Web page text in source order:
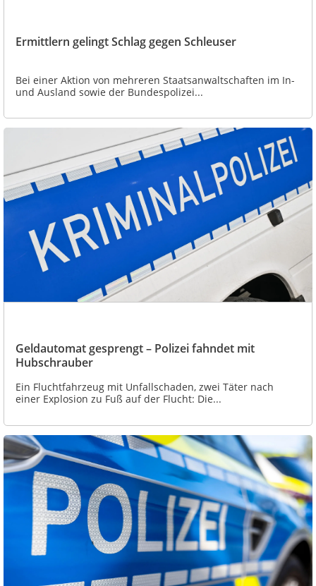
Ermittlern gelingt Schlag gegen Schleuser
Bei einer Aktion von mehreren Staatsanwaltschaften im In-
und Ausland sowie der Bundespolizei...
Geldautomat gesprengt – Polizei fahndet mit
Hubschrauber
Ein Fluchtfahrzeug mit Unfallschaden, zwei Täter nach
einer Explosion zu Fuß auf der Flucht: Die...